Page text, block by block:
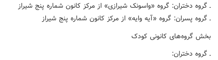
ـ گروه دختران: گروه «واسونک شیرازی» از مرکز کانون شماره پنج شیراز
ـ گروه پسران: گروه «آیه وایه» از مرکز کانون شماره پنج شیراز
بخش گروه‌های کانونی کودک
ـ گروه دختران: